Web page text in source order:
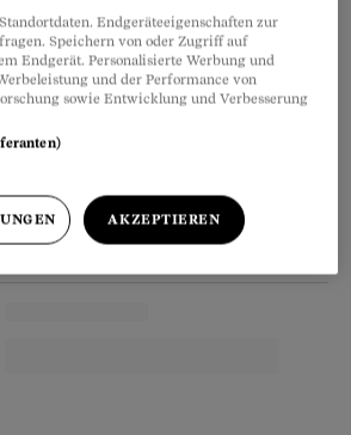
auf den Artikel.
Endgeräteeigenschaften zur
Speichern von oder Zugriff auf
Endgerät. Personalisierte Werbung und
und der Performance von
sowie Entwicklung und Verbesserung
AKZEPTIEREN